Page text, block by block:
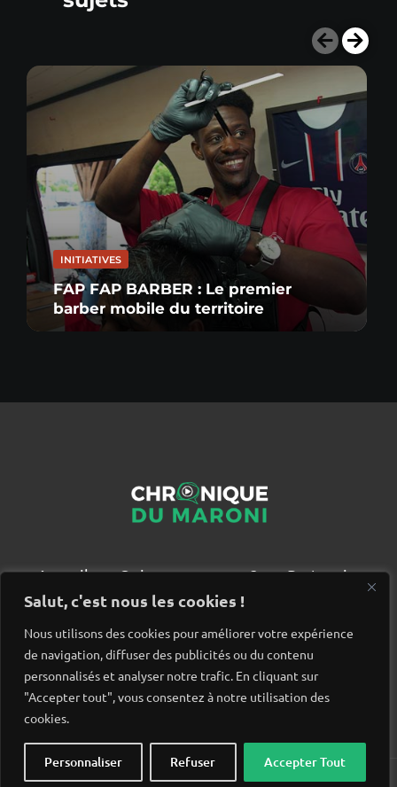
Salut, c'est nous les cookies !
Nous utilisons des cookies pour améliorer votre expérience
de navigation, diffuser des publicités ou du contenu
personnalisés et analyser notre trafic. En cliquant sur
"Accepter tout", vous consentez à notre utilisation des
cookies.
Personnaliser Refuser Accepter Tout
INITIATIVES
FAP FAP BARBER : Le premier
barber mobile du territoire
Accueil Qui sommes nous ?
Partenaires
Contact